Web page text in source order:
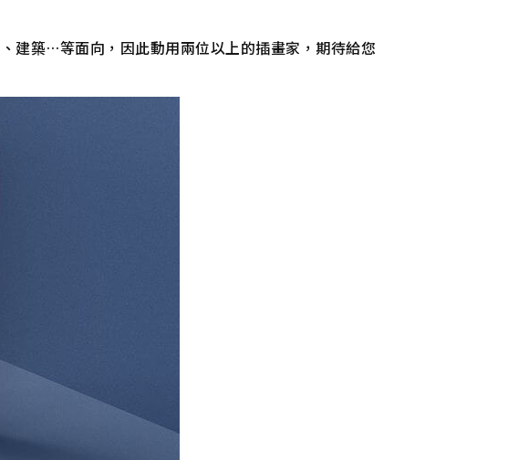
建築…等面向，因此動用兩位以上的插畫家，期待給您